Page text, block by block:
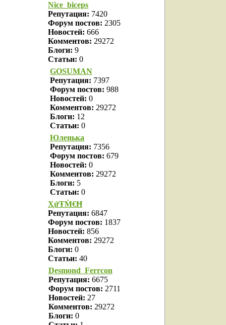
Nice_biceps
Репутация: 7420
Форум постов: 2305
Новостей: 666
Комментов: 29272
Блоги: 9
Статьи: 0
GOSUMAN
Репутация: 7397
Форум постов: 988
Новостей: 0
Комментов: 29272
Блоги: 12
Статьи: 0
Юленька
Репутация: 7356
Форум постов: 679
Новостей: 0
Комментов: 29272
Блоги: 5
Статьи: 0
ҲửŦṀ€Ħ
Репутация: 6847
Форум постов: 1837
Новостей: 856
Комментов: 29272
Блоги: 0
Статьи: 40
Desmond_Ferrcon
Репутация: 6675
Форум постов: 2711
Новостей: 27
Комментов: 29272
Блоги: 0